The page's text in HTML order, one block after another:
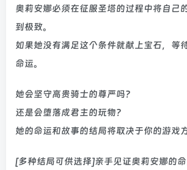
奥莉安娜必须在征服圣塔的过程中将自
到极致。
如果她没有满足这个条件就献上宝石，等
命运。
她会坚守高贵骑士的尊严吗？
​​还是会堕落成君主的玩物？
她的命运和故事的结局将取决于你的游戏方
[多种结局可供选择]亲手见证奥莉安娜的命